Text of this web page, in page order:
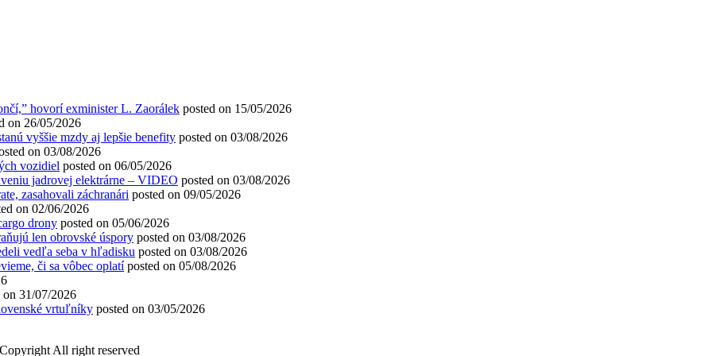
hovorí exminister L. Zaorálek posted on 15/05/2026
on 26/05/2026
vyššie mzdy aj lepšie benefity posted on 03/08/2026
on 03/08/2026
vozidiel posted on 06/05/2026
jadrovej elektrárne – VIDEO posted on 03/08/2026
zasahovali záchranári posted on 09/05/2026
on 02/06/2026
drony posted on 05/06/2026
len obrovské úspory posted on 03/08/2026
vedľa seba v hľadisku posted on 03/08/2026
či sa vôbec oplatí posted on 05/08/2026
on 31/07/2026
vrtuľníky posted on 03/05/2026
All right reserved